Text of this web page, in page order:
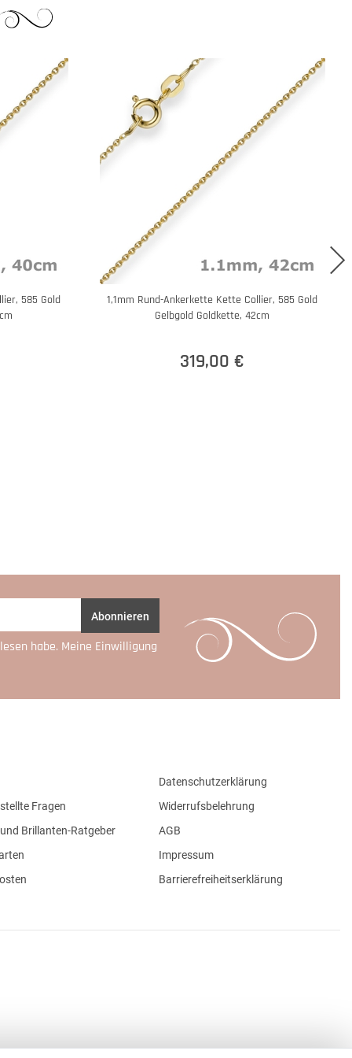
585 Gold
1,1mm Rund-Ankerkette Kette Collier, 585 Gold
Gelbgold Goldkette, 42cm
319,00 €
Abonnieren
habe. Meine Einwilligung
Fragen
Brillanten-Ratgeber
Datenschutzerklärung
Widerrufsbelehrung
AGB
Impressum
Barrierefreiheitserklärung